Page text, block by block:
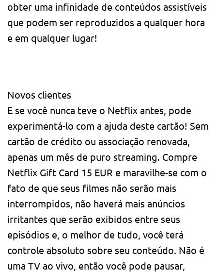
obter uma infinidade de conteúdos assistíveis
que podem ser reproduzidos a qualquer hora
e em qualquer lugar!
Novos clientes
E se você nunca teve o Netflix antes, pode
experimentá-lo com a ajuda deste cartão! Sem
cartão de crédito ou associação renovada,
apenas um mês de puro streaming. Compre
Netflix Gift Card 15 EUR e maravilhe-se com o
fato de que seus filmes não serão mais
interrompidos, não haverá mais anúncios
irritantes que serão exibidos entre seus
episódios e, o melhor de tudo, você terá
controle absoluto sobre seu conteúdo. Não é
uma TV ao vivo, então você pode pausar,